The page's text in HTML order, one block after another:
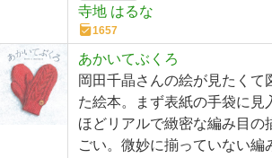
寺地 はるな
1657
あかいてぶくろ
岡田千晶さんの絵が見たくて
た絵本。まず表紙の手袋に見
ほどリアルで緻密な編み目の
ごい。微妙に揃っていない編